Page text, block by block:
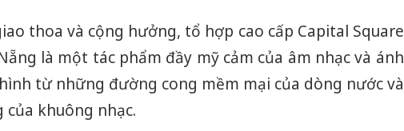
thoa và cộng hưởng, tổ hợp cao cấp Capital Square
là một tác phẩm đầy mỹ cảm của âm nhạc và ánh
từ những đường cong mềm mại của dòng nước và
khuông nhạc.